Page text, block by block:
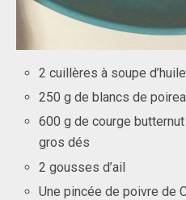
2 cuillères à soupe
250 g de blancs de
600 g de courge
gros dés
2 gousses d’ail
Une pincée de poivre de